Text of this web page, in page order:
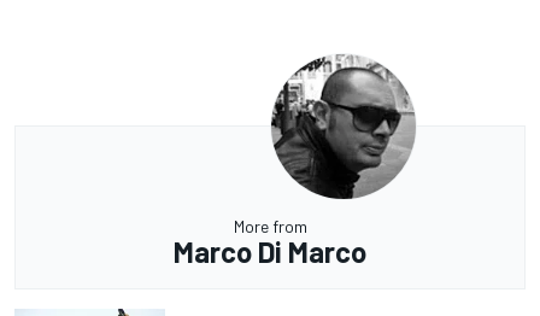
More from
Marco Di Marco